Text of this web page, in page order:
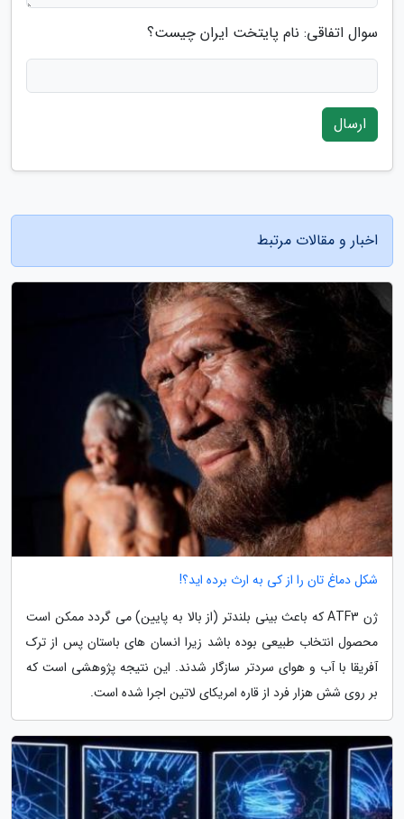
سوال اتفاقی: نام پایتخت ایران چیست؟
ارسال
اخبار و مقالات مرتبط
شکل دماغ تان را از کی به ارث برده اید؟!
ژن ATF3 که باعث بینی بلندتر (از بالا به پایین) می گردد ممکن است
محصول انتخاب طبیعی بوده باشد زیرا انسان های باستان پس از ترک
آفریقا با آب و هوای سردتر سازگار شدند. این نتیجه پژوهشی است که
بر روی شش هزار فرد از قاره امریکای لاتین اجرا شده است.